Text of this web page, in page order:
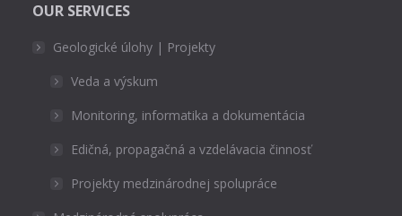
OUR SERVICES
Geologické úlohy | Projekty
Veda a výskum
Monitoring, informatika a dokumentácia
Edičná, propagačná a vzdelávacia činnosť
Projekty medzinárodnej spolupráce